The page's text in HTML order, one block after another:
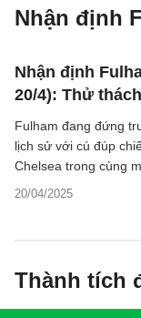
Nhận định
Nhận định
20/4): Thử
20/04/2025
Fulham đang đứng
lịch sử với cú đúp
Chelsea trong cùng
quân của Enzo
Thành tích